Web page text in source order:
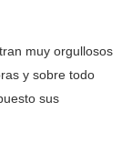
muy orgullosos
y sobre todo
sus